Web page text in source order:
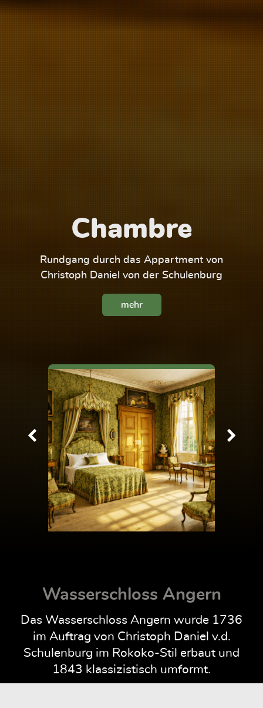
Chambre
Rundgang durch das Appartment von
Christoph Daniel von der Schulenburg
mehr
Wasserschloss Angern
Das Wasserschloss Angern wurde 1736
im Auftrag von Christoph Daniel v.d.
Schulenburg im Rokoko-Stil erbaut und
1843 klassizistisch umformt.